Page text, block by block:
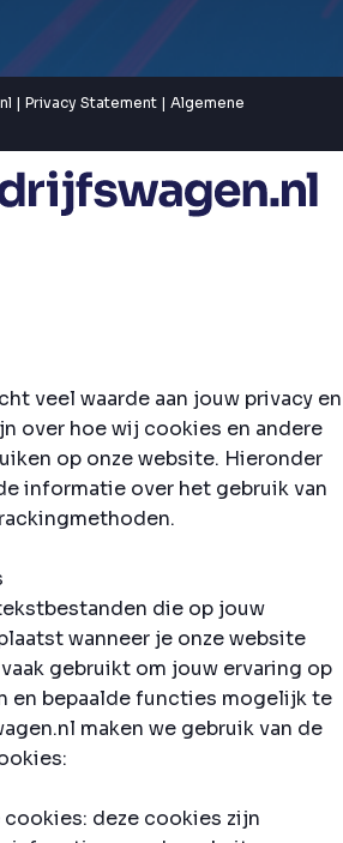
| Privacy Statement | Algemene
veel waarde aan jouw privacy en
over hoe wij cookies en andere
op onze website. Hieronder
informatie over het gebruik van
die op jouw
wanneer je onze website
gebruikt om jouw ervaring op
en bepaalde functies mogelijk te
maken we gebruik van de
deze cookies zijn